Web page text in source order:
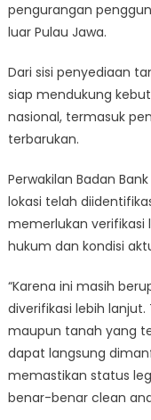
pengurangan
luar Pulau Jawa.
Dari sisi penyediaan
siap mendukung
nasional, termasuk
terbarukan.
Perwakilan Badan
lokasi telah
memerlukan
hukum dan kondisi
“Karena ini masih
diverifikasi lebih
maupun tanah yang
dapat langsung
memastikan status
benar-benar clean